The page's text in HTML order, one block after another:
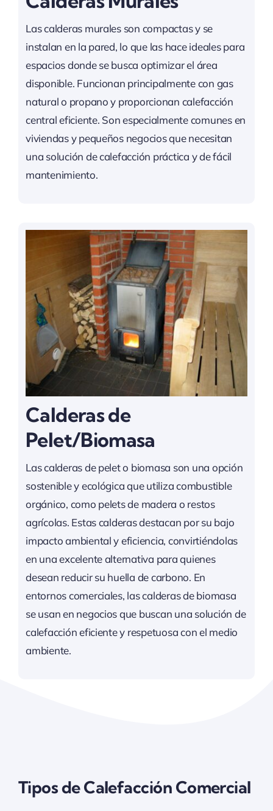
Las calderas murales son compactas y se
instalan en la pared, lo que las hace ideales para
espacios donde se busca optimizar el área
disponible. Funcionan principalmente con gas
natural o propano y proporcionan calefacción
central eficiente. Son especialmente comunes en
viviendas y pequeños negocios que necesitan
una solución de calefacción práctica y de fácil
mantenimiento.
Calderas de
Pelet/Biomasa
Las calderas de pelet o biomasa son una opción
sostenible y ecológica que utiliza combustible
orgánico, como pelets de madera o restos
agrícolas. Estas calderas destacan por su bajo
impacto ambiental y eficiencia, convirtiéndolas
en una excelente alternativa para quienes
desean reducir su huella de carbono. En
entornos comerciales, las calderas de biomasa
se usan en negocios que buscan una solución de
calefacción eficiente y respetuosa con el medio
ambiente.
Tipos de Calefacción Comercial